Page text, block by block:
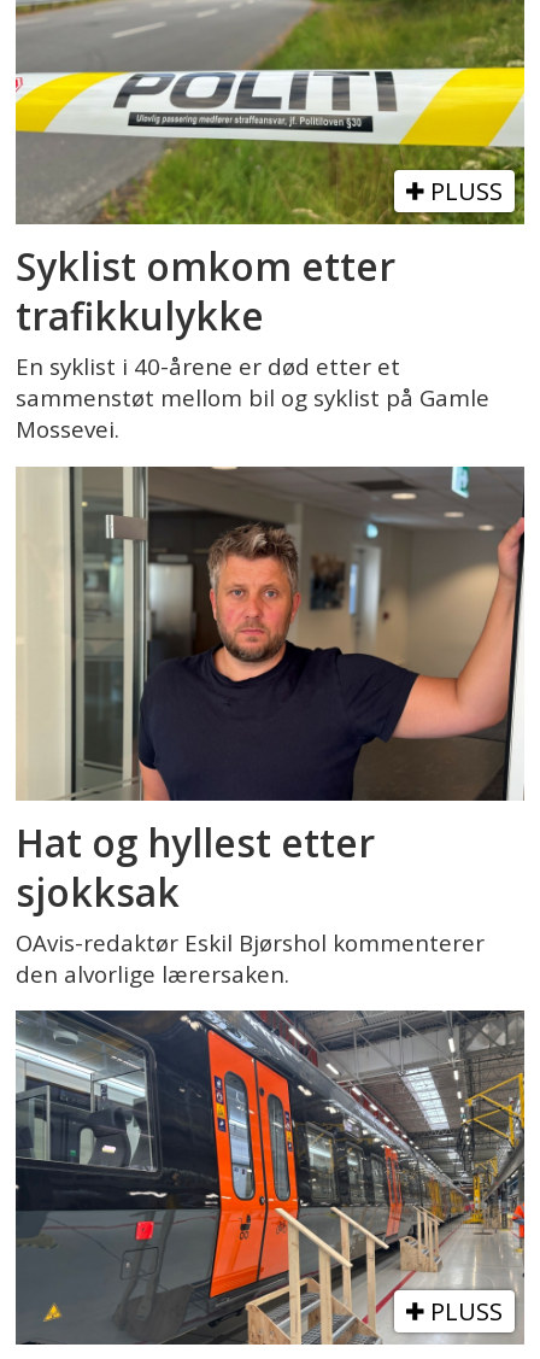
PLUSS
Syklist omkom etter
trafikkulykke
En syklist i 40-årene er død etter et
sammenstøt mellom bil og syklist på Gamle
Mossevei.
Hat og hyllest etter
sjokksak
OAvis-redaktør Eskil Bjørshol kommenterer
den alvorlige lærersaken.
PLUSS